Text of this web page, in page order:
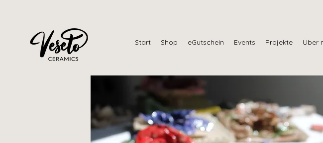
Start Shop eGutschein Events Projekte Über